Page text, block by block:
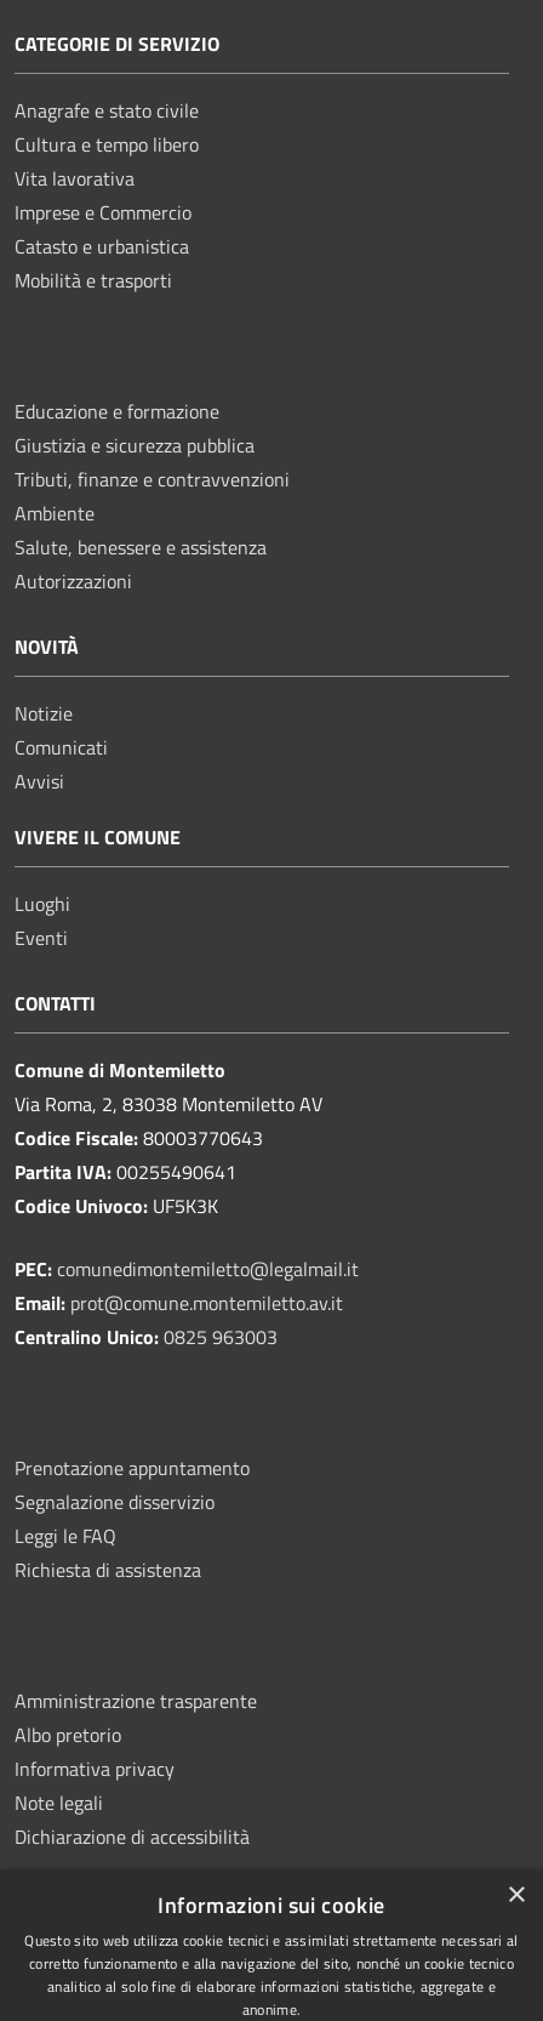
CATEGORIE DI SERVIZIO
Anagrafe e stato civile
Cultura e tempo libero
Vita lavorativa
Imprese e Commercio
Catasto e urbanistica
Mobilità e trasporti
Educazione e formazione
Giustizia e sicurezza pubblica
Tributi, finanze e contravvenzioni
Ambiente
Salute, benessere e assistenza
Autorizzazioni
NOVITÀ
Notizie
Comunicati
Avvisi
VIVERE IL COMUNE
Luoghi
Eventi
CONTATTI
Comune di Montemiletto
Via Roma, 2, 83038 Montemiletto AV
Codice Fiscale:80003770643
Partita IVA:00255490641
Codice Univoco: UF5K3K
PEC:comunedimontemiletto@legalmail.it
Email: prot@comune.montemiletto.av.it
Centralino Unico:0825 963003
Prenotazione appuntamento
Segnalazione disservizio
Leggi le FAQ
Richiesta di assistenza
Amministrazione trasparente
Albo pretorio
Informativa privacy
Note legali
Dichiarazione di accessibilità
RSS
Accessibilità
Copyright © 2026 • Comune di
Montemiletto • Powered by
×
Informazioni sui cookie
Questo sito web utilizza cookie tecnici e assimilati strettamente necessari al
corretto funzionamento e alla navigazione del sito, nonché un cookie tecnico
analitico al solo fine di elaborare informazioni statistiche, aggregate e
anonime.